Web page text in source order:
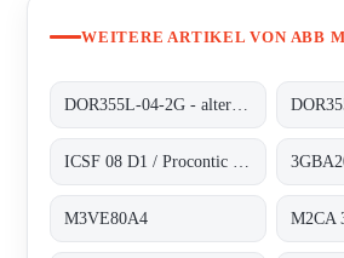
WEITERE ARTIKEL VON ABB
M3VE80A4 M2CA